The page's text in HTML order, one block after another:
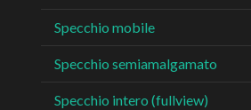
Specchio mobile
Specchio semiamalgamato
Specchio intero (fullview)